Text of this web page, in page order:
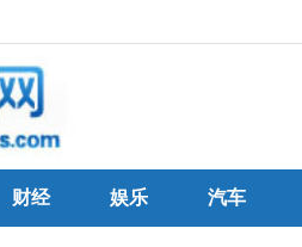
财经 娱乐 汽车